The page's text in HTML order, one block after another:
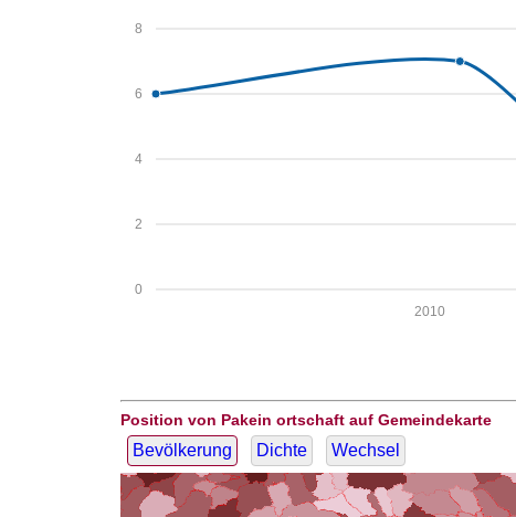
0
2
4
6
8
2010
Position von Pakein ortschaft auf Gemeindekarte
Bevölkerung Dichte Wechsel